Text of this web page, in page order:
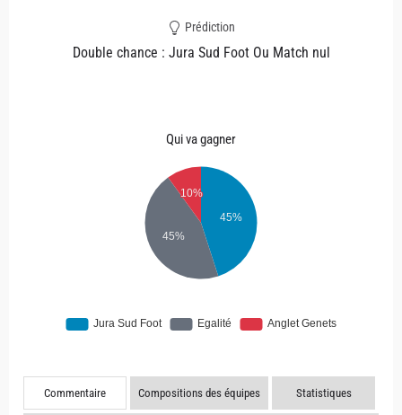
Prédiction
Double chance : Jura Sud Foot Ou Match nul
Qui va gagner
Commentaire Compositions des équipes Statistiques